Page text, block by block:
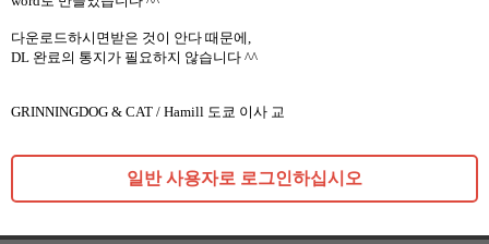
다운로드하시면받은 것이 안다 때문에,
DL 완료의 통지가 필요하지 않습니다 ^^
GRINNINGDOG & CAT / Hamill 도쿄 이사 교
일반 사용자로 로그인하십시오